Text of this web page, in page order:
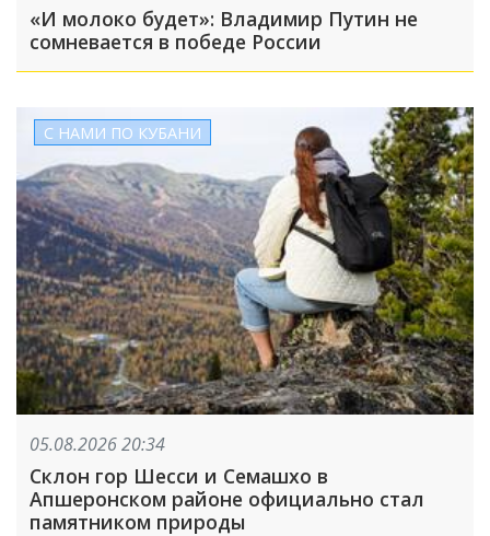
«И молоко будет»: Владимир Путин не
сомневается в победе России
С НАМИ ПО КУБАНИ
05.08.2026 20:34
Склон гор Шесси и Семашхо в
Апшеронском районе официально стал
памятником природы